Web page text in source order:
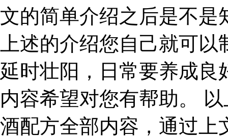
文的简单介绍之后是不是
上述的介绍您自己就可
延时壮阳，日常要养成良
内容希望对您有帮助。
酒配方全部内容，通过上